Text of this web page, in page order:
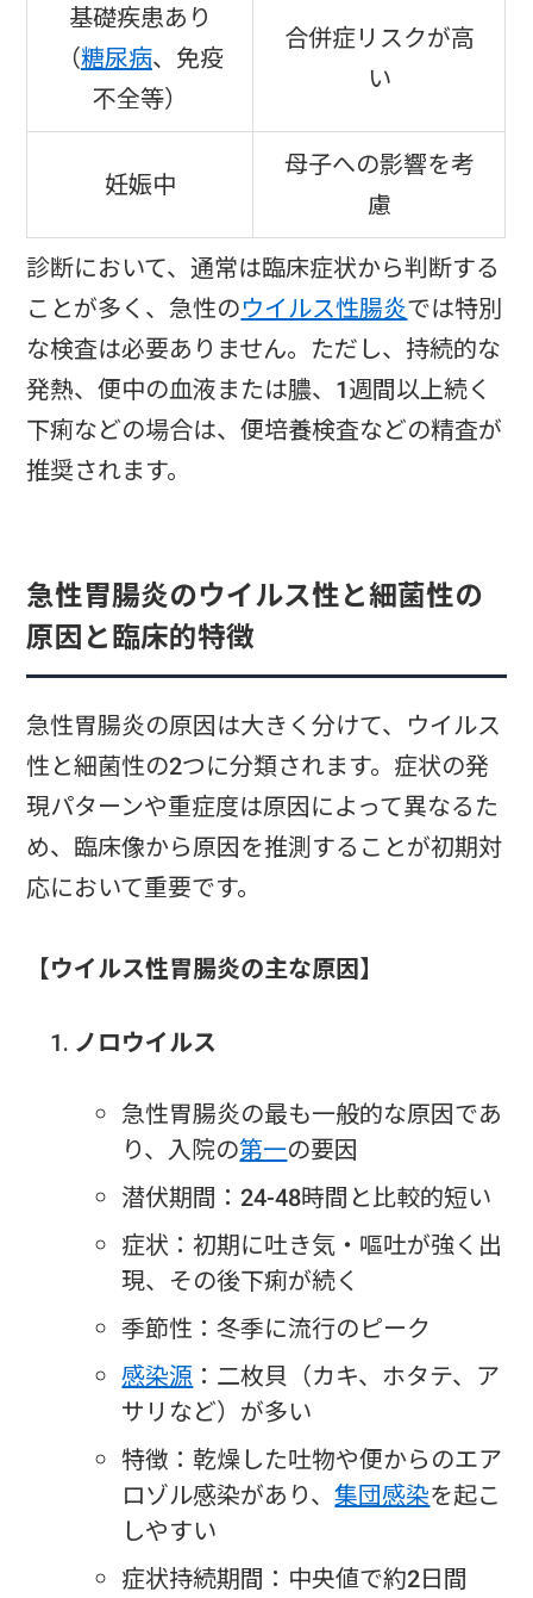
基礎疾患あり
（糖尿病、免疫
不全等）
合併症リスクが高
い
妊娠中
母子への影響を考
慮
診断において、通常は臨床症状から判断する
ことが多く、急性のウイルス性腸炎では特別
な検査は必要ありません。ただし、持続的な
発熱、便中の血液または膿、1週間以上続く
下痢などの場合は、便培養検査などの精査が
推奨されます。
急性胃腸炎のウイルス性と細菌性の
原因と臨床的特徴
急性胃腸炎の原因は大きく分けて、ウイルス
性と細菌性の2つに分類されます。症状の発
現パターンや重症度は原因によって異なるた
め、臨床像から原因を推測することが初期対
応において重要です。
【ウイルス性胃腸炎の主な原因】
ノロウイルス
急性胃腸炎の最も一般的な原因であ
り、入院の第一の要因
潜伏期間：24-48時間と比較的短い
症状：初期に吐き気・嘔吐が強く出
現、その後下痢が続く
季節性：冬季に流行のピーク
感染源 ：二枚貝（カキ、ホタテ、ア
サリなど）が多い
特徴：乾燥した吐物や便からのエア
ロゾル感染があり、集団感染を起こ
しやすい
症状持続期間：中央値で約2日間